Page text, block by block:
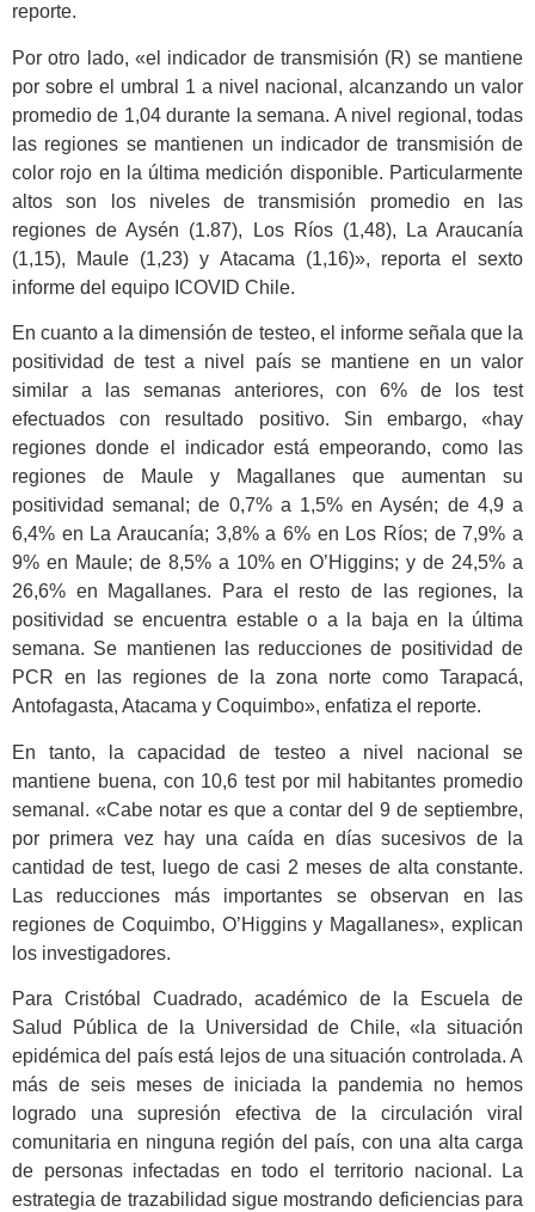
reporte.
Por otro lado, «el indicador de transmisión (R) se mantiene
por sobre el umbral 1 a nivel nacional, alcanzando un valor
promedio de 1,04 durante la semana. A nivel regional, todas
las regiones se mantienen un indicador de transmisión de
color rojo en la última medición disponible. Particularmente
altos son los niveles de transmisión promedio en las
regiones de Aysén (1.87), Los Ríos (1,48), La Araucanía
(1,15), Maule (1,23) y Atacama (1,16)», reporta el sexto
informe del equipo ICOVID Chile.
En cuanto a la dimensión de testeo, el informe señala que la
positividad de test a nivel país se mantiene en un valor
similar a las semanas anteriores, con 6% de los test
efectuados con resultado positivo. Sin embargo, «hay
regiones donde el indicador está empeorando, como las
regiones de Maule y Magallanes que aumentan su
positividad semanal; de 0,7% a 1,5% en Aysén; de 4,9 a
6,4% en La Araucanía; 3,8% a 6% en Los Ríos; de 7,9% a
9% en Maule; de 8,5% a 10% en O’Higgins; y de 24,5% a
26,6% en Magallanes. Para el resto de las regiones, la
positividad se encuentra estable o a la baja en la última
semana. Se mantienen las reducciones de positividad de
PCR en las regiones de la zona norte como Tarapacá,
Antofagasta, Atacama y Coquimbo», enfatiza el reporte.
En tanto, la capacidad de testeo a nivel nacional se
mantiene buena, con 10,6 test por mil habitantes promedio
semanal. «Cabe notar es que a contar del 9 de septiembre,
por primera vez hay una caída en días sucesivos de la
cantidad de test, luego de casi 2 meses de alta constante.
Las reducciones más importantes se observan en las
regiones de Coquimbo, O’Higgins y Magallanes», explican
los investigadores.
Para Cristóbal Cuadrado, académico de la Escuela de
Salud Pública de la Universidad de Chile, «la situación
epidémica del país está lejos de una situación controlada. A
más de seis meses de iniciada la pandemia no hemos
logrado una supresión efectiva de la circulación viral
comunitaria en ninguna región del país, con una alta carga
de personas infectadas en todo el territorio nacional. La
estrategia de trazabilidad sigue mostrando deficiencias para